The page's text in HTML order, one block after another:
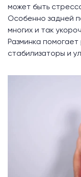
может быть
Особенно задней
многих и так
Разминка
стабилизаторы и